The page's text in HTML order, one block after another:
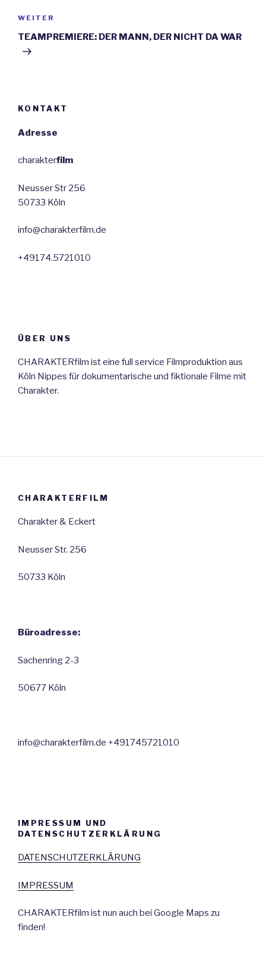
Nächster
Beitrag
WEITER
TEAMPREMIERE: DER MANN, DER NICHT DA WAR
KONTAKT
Adresse
charakterfilm
Neusser Str 256
50733 Köln
info@charakterfilm.de
+49174.5721010
ÜBER UNS
CHARAKTERfilm ist eine full service Filmproduktion aus
Köln Nippes für dokumentarische und fiktionale Filme mit
Charakter.
CHARAKTERFILM
Charakter & Eckert
Neusser Str. 256
50733 Köln
Büroadresse:
Sachenring 2-3
50677 Köln
info@charakterfilm.de +491745721010
IMPRESSUM UND
DATENSCHUTZERKLÄRUNG
DATENSCHUTZERKLÄRUNG
IMPRESSUM
CHARAKTERfilm ist nun auch bei Google Maps zu
finden!